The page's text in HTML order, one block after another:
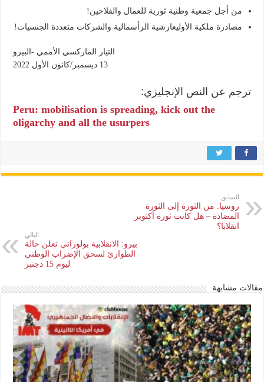
من أجل جمعية وطنية ثورية للعمال والفلاحين!
مصادرة ملكية الأوليغارشية الرأسمالية والشركات متعددة الجنسيات!
التيار الماركسي الأممي -البيرو
13 ديسمبر/كانون الأول 2022
ترجم عن النص الإنجليزي:
Peru: mobilisation is spreading, kick out the
oligarchy and all the usurpers
السابق
روسيا: من الثورة إلى الثورة
المضادة – هل كانت ثورة أكتوبر
انقلابا؟
التالي
بيرو: الانقلابية بولوراتي تعلن حالة
الطوارئ لسحق الإضراب الوطني
ليوم 15 دجنبر
مقالات مشابهة